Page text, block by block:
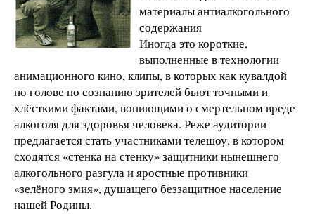
материалы антиалкогольного
содержания
Иногда это короткие,
выполненные в технологии
анимационного кино, клипы, в которых как кувалдой
по голове по сознанию зрителей бьют точными и
хлёсткими фактами, вопиющими о смертельном вреде
алкоголя для здоровья человека. Реже аудитории
предлагается стать участниками телешоу, в котором
сходятся «стенка на стенку» защитники нынешнего
алкогольного разгула и яростные противники
«зелёного змия», душащего беззащитное население
нашей Родины.